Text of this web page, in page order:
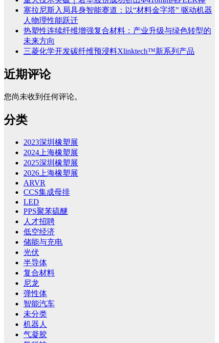
塞拉尼斯入局具身智能赛道：以“材料金字塔” 驱动机器
人物理性能跃迁
热塑性连续纤维增强复合材料：产业升级与绿色转型的
未来方向
三菱化学开发碳纤维预浸料Xlinktech™新系列产品
近期评论
您尚未收到任何评论。
分类
2023深圳橡塑展
2024上海橡塑展
2025深圳橡塑展
2026上海橡塑展
ARVR
CCS集成母排
LED
PPS聚苯硫醚
人才招聘
低空经济
储能与充电
光伏
半导体
复合材料
尼龙
弹性体
智能汽车
未分类
机器人
气凝胶